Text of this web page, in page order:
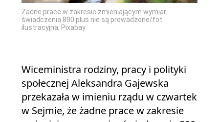
Żadne prace w zakresie zmieniającym wymiar
świadczenia 800 plus nie są prowadzone/fot.
ilustracyjna, Pixabay
Wiceministra rodziny, pracy i polityki
społecznej Aleksandra Gajewska
przekazała w imieniu rządu w czwartek
w Sejmie, że żadne prace w zakresie